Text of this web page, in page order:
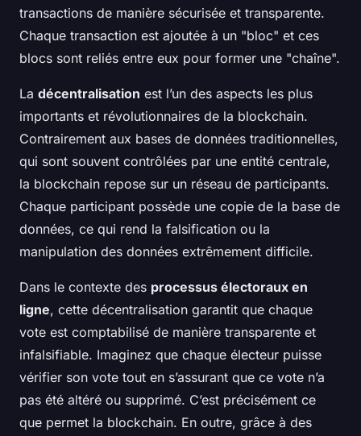
transactions de manière sécurisée et transparente.
Chaque transaction est ajoutée à un "bloc" et ces
blocs sont reliés entre eux pour former une "chaîne".
La décentralisation est l’un des aspects les plus
importants et révolutionnaires de la blockchain.
Contrairement aux bases de données traditionnelles,
qui sont souvent contrôlées par une entité centrale,
la blockchain repose sur un réseau de participants.
Chaque participant possède une copie de la base de
données, ce qui rend la falsification ou la
manipulation des données extrêmement difficile.
Dans le contexte des processus électoraux en
ligne, cette décentralisation garantit que chaque
vote est comptabilisé de manière transparente et
infalsifiable. Imaginez que chaque électeur puisse
vérifier son vote tout en s’assurant que ce vote n’a
pas été altéré ou supprimé. C’est précisément ce
que permet la blockchain. En outre, grâce à des